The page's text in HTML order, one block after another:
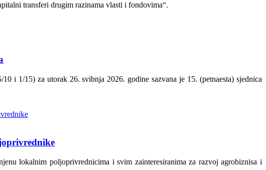
transferi drugim razinama vlasti i fondovima“.
i 1/15) za utorak 26. svibnja 2026. godine sazvana je 15. (petnaesta) sjednica
lokalnim poljoprivrednicima i svim zainteresiranima za razvoj agrobiznisa i